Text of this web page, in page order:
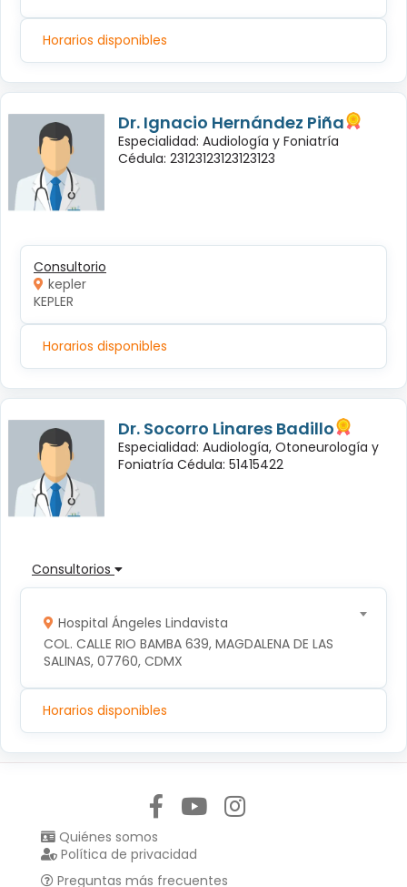
Horarios disponibles
Dr. Ignacio Hernández Piña
Especialidad: Audiología y Foniatría
Cédula: 23123123123123123
Consultorio
kepler
KEPLER
Horarios disponibles
Dr. Socorro Linares Badillo
Especialidad: Audiología, Otoneurología y
Foniatría Cédula: 51415422
Consultorios
Hospital Ángeles Lindavista
COL. CALLE RIO BAMBA 639, MAGDALENA DE LAS
SALINAS, 07760, CDMX
Horarios disponibles
Quiénes somos
Política de privacidad
Preguntas más frecuentes